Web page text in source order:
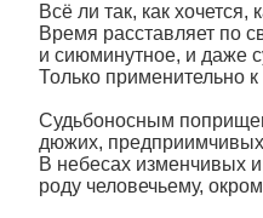
Всё ли так, как хочется,
Время расставляет по
и сиюминутное, и даже
Только применительно
Судьбоносным
дюжих,
В небесах изменчивых и
роду человечьему,